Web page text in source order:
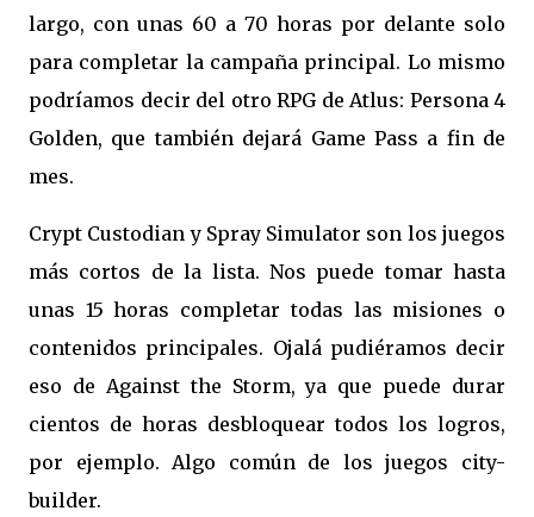
largo, con unas 60 a 70 horas por delante solo
para completar la campaña principal. Lo mismo
podríamos decir del otro RPG de Atlus: Persona 4
Golden, que también dejará Game Pass a fin de
mes.
Crypt Custodian y Spray Simulator son los juegos
más cortos de la lista. Nos puede tomar hasta
unas 15 horas completar todas las misiones o
contenidos principales. Ojalá pudiéramos decir
eso de Against the Storm, ya que puede durar
cientos de horas desbloquear todos los logros,
por ejemplo. Algo común de los juegos city-
builder.